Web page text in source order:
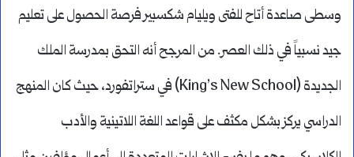
وسطى صاعدة أتاح للفتى ويليام شكسبير فرصة الحصول على تعليم
جيد نسبياً في ذلك العصر. من المرجح أنه التحق بمدرسة الملك
الجديدة (King’s New School) في ستراتفورد، حيث كان المنهج
الدراسي يركز بشكل مكثف على قواعد اللغة اللاتينية والأدب